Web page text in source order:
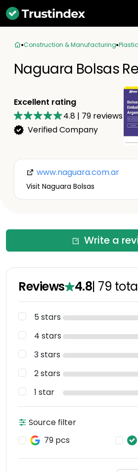
Construction & Manufacturing
Naguara Bolsas
Excellent rating
4.8 | 79 reviews
Verified Company
www.naguara.com.ar
Visit Naguara Bolsas
Write a
Reviews 4.8| 79
5 stars
4 stars
3 stars
2 stars
1 star
Source filter
79 pcs